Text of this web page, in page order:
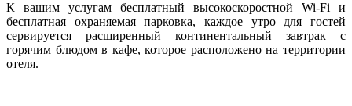
К вашим услугам бесплатный высокоскоростной Wi-Fi и
бесплатная охраняемая парковка, каждое утро для гостей
сервируется расширенный континентальный завтрак с
горячим блюдом в кафе, которое расположено на территории
отеля.